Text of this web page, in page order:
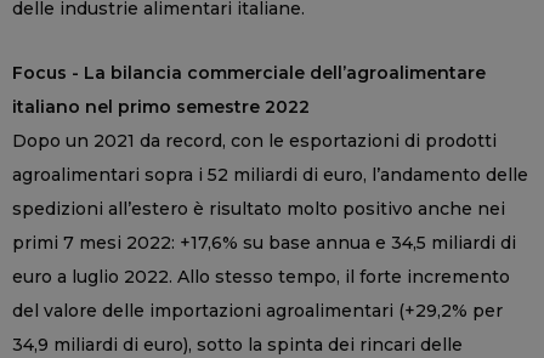
delle industrie alimentari italiane.
Focus - La bilancia commerciale dell’agroalimentare
italiano nel primo semestre 2022
Dopo un 2021 da record, con le esportazioni di prodotti
agroalimentari sopra i 52 miliardi di euro, l’andamento delle
spedizioni all’estero è risultato molto positivo anche nei
primi 7 mesi 2022: +17,6% su base annua e 34,5 miliardi di
euro a luglio 2022. Allo stesso tempo, il forte incremento
del valore delle importazioni agroalimentari (+29,2% per
34,9 miliardi di euro), sotto la spinta dei rincari delle